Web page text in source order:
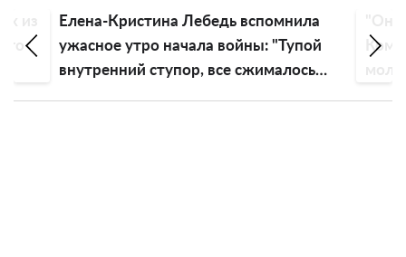
Елена-Кристина Лебедь вспомнила
ужасное утро начала войны: "Тупой
внутренний ступор, все сжималось